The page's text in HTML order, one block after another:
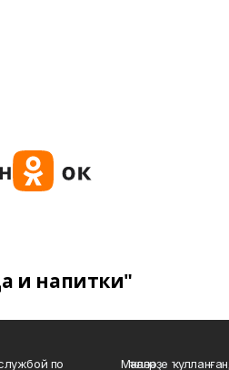
и напитки"
по Мәҡәләләрҙе